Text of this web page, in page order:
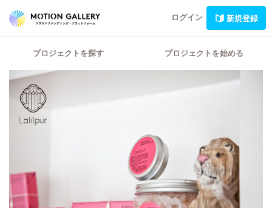
ログイン 新規登録
プロジェクトを探す プロジェクトを始める